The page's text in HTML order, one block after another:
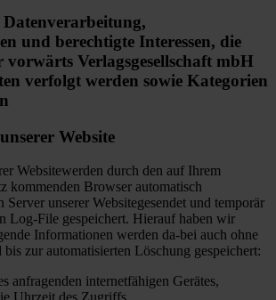
und berechtigte Interessen, die
Verlagsgesellschaft mbH
verfolgt werden sowie Kategorien
Website
Websitewerden durch den auf Ihrem
kommenden Browser automatisch
Server unserer Websitegesendet und temporär
Log-File gespeichert. Hierauf haben wir
Informationen werden da-bei auch ohne
zur automatisierten Löschung gespeichert:
anfragenden internetfähigen Gerätes,